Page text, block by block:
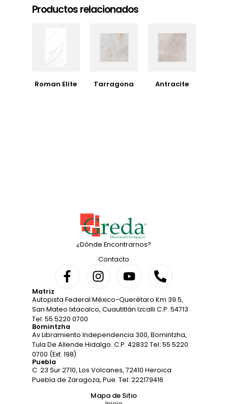
Productos relacionados
Roman Elite Tarragona Antracite
¿Dónde Encontrarnos?
Contacto
Matriz
Autopista Federal México-Querétaro Km 39.5,
San Mateo Ixtacalco, Cuautitlán Izcalli C.P. 54713
Tel: 55 5220 0700
Bomintzha
Av Libramiento Independencia 300, Bomintzha,
Tula De Allende Hidalgo. C.P. 42832 Tel: 55 5220
0700 (Ext. 198)
Puebla
C. 23 Sur 2710, Los Volcanes, 72410 Heroica
Puebla de Zaragoza, Pue. Tel: 222179416
Mapa de Sitio